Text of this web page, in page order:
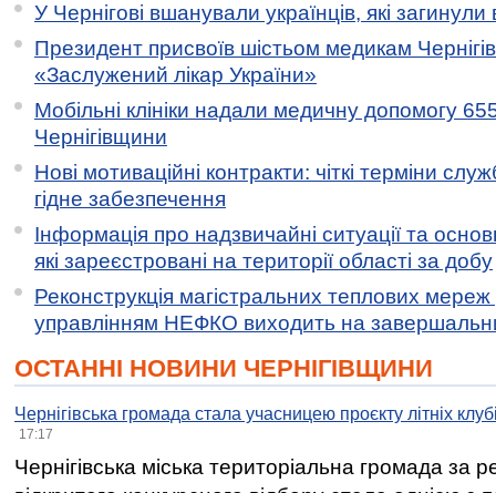
У Чернігові вшанували українців, які загинули
Президент присвоїв шістьом медикам
«Заслужений лікар України»
Мобільні клініки надали медичну допомогу
Чернігівщини
Нові мотиваційні контракти: чіткі терміни
гідне забезпечення
Інформація про надзвичайні ситуації та
які зареєстровані на території області за добу
Реконструкція магістральних теплових мереж
управлінням НЕФКО виходить на
ОСТАННІ НОВИНИ ЧЕРНІГІВЩИНИ
Чернігівська громада стала учасницею проєкту літніх
17:17
Чернігівська міська територіальна громада за